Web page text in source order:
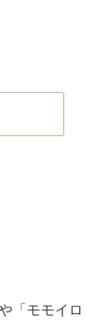
「モモイロ